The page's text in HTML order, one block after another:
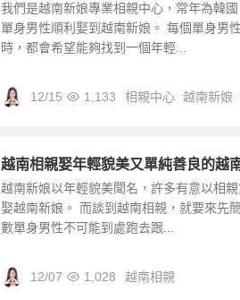
我們是越南新娘專業相親中心，常年為韓
單身男性順利娶到越南新娘。 每個單身男
時，都會希望能夠找到一個年輕...
12/15 1,133 相親中心 越南新娘
越南相親娶年輕貌美又單純善良的越
越南新娘以年輕貌美聞名，許多有意以相
娶越南新娘。 而談到越南相親，就要來先
數單身男性不可能到處跑去跟...
12/07 1,028 越南相親